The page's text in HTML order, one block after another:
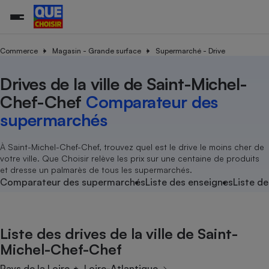
Commerce Magasin - Grande surface Supermarché - Drive
Drives de la ville de Saint-Michel-
Chef-Chef Comparateur des
supermarchés
À Saint-Michel-Chef-Chef, trouvez quel est le drive le moins cher de
votre ville. Que Choisir relève les prix sur une centaine de produits
et dresse un palmarès de tous les supermarchés.
Comparateur des supermarchésListe des enseignesListe
Liste des drives de la ville de Saint-
Michel-Chef-Chef
Additifs
Nutrition
Assurance auto
Magasin - Grande surface
Marketing - Fidélisation
Organismes de défense
Système judiciaire
Air
Energie
Achat - Vente - Travaux
Location
Sport
Vacances - Tourisme
électrique
Démarche administrative
Senior
Service marchand
Train
Transport aérien
Toutes les actualités
Enquêtes
Guides d'achat
Conseils
Brèves
Tous les services
Soumettre un litige
Lettres types
Tous nos combats
Nos actions
Nos grandes victoires
Les billets de la présidente
Nos associations locales
Nous rejoindre
nous ?
L’association
Nos missions
Notre méthodologie
Notre financement
Nos partenaires
Nous rejoindre